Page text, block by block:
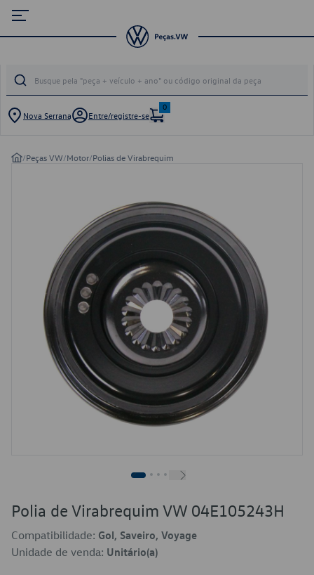
Nova Serrana Entre/registre-se
0
/Peças VW/Motor/Polias de Virabrequim
Polia de Virabrequim VW 04E105243H
Compatibilidade: Gol, Saveiro, Voyage
Unidade de venda: Unitário(a)